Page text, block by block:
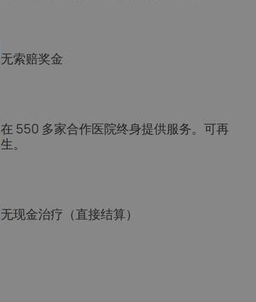
无索赔奖金
在 550 多家合作医院终身提供服务。可再
生。
无现金治疗（直接结算）